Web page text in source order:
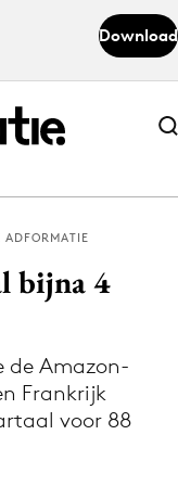
Download
Abonneer nu
Abonneer nu
Adformatie
ADFORMATIE
bijna 4
Amazon-
Frankrijk
voor 88